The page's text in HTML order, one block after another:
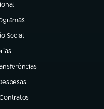
nova aba)
aba)
Social
aba)
nova aba)
aba)
aba)